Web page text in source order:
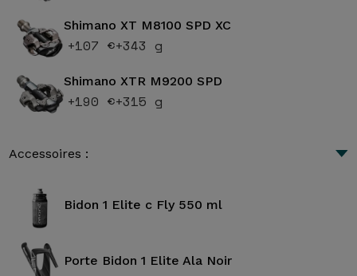
Shimano XT M8100 SPD XC
+107 €+343 g
Shimano XTR M9200 SPD
+190 €+315 g
Accessoires :
Bidon 1 Elite c Fly 550 ml
Porte Bidon 1 Elite Ala Noir